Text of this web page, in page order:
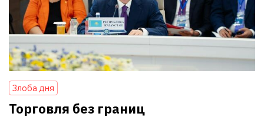
Злоба дня
Торговля без границ